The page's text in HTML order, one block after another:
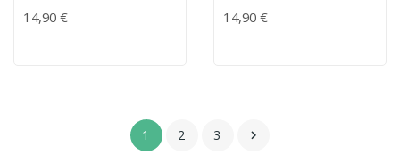
14,90 € 14,90 €
1 2 3 